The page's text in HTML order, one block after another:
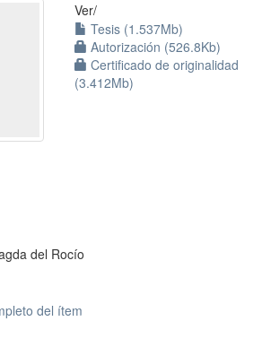
Ver/
Tesis (1.537Mb)
Autorización (526.8Kb)
Certificado de originalidad
(3.412Mb)
del Rocío
del ítem